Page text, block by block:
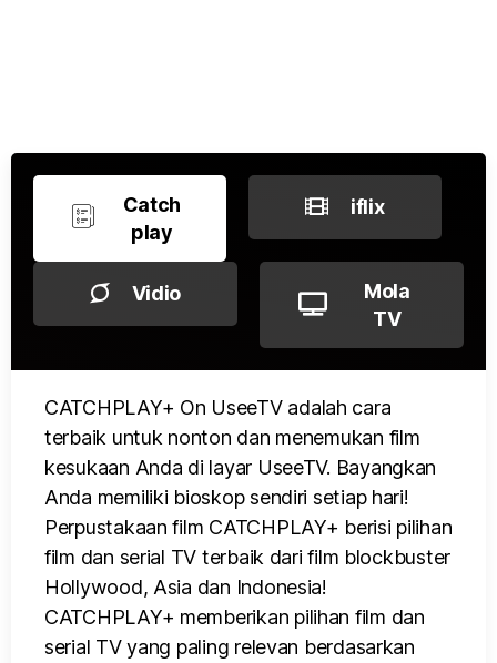
Catch
play
iflix
Vidio
Mola
TV
CATCHPLAY+ On UseeTV adalah cara
terbaik untuk nonton dan menemukan film
kesukaan Anda di layar UseeTV. Bayangkan
Anda memiliki bioskop sendiri setiap hari!
Perpustakaan film CATCHPLAY+ berisi pilihan
film dan serial TV terbaik dari film blockbuster
Hollywood, Asia dan Indonesia!
CATCHPLAY+ memberikan pilihan film dan
serial TV yang paling relevan berdasarkan